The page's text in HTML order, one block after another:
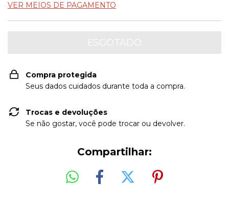
VER MEIOS DE PAGAMENTO
Compra protegida
Seus dados cuidados durante toda a compra.
Trocas e devoluções
Se não gostar, você pode trocar ou devolver.
Compartilhar: